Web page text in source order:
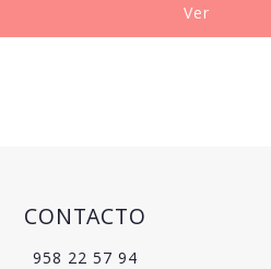
Ver
CONTACTO
958 22 57 94